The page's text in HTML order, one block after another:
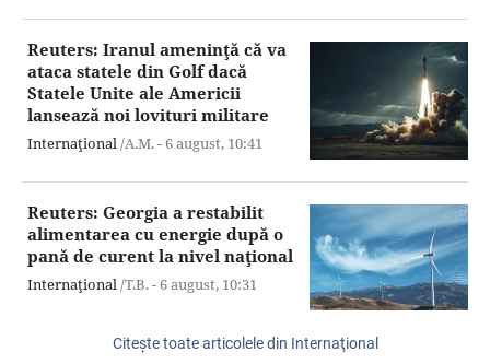
Reuters: Iranul ameninţă că va
ataca statele din Golf dacă
Statele Unite ale Americii
lansează noi lovituri militare
Internaţional/A.M. -6 august, 10:41
Reuters: Georgia a restabilit
alimentarea cu energie după o
pană de curent la nivel naţional
Internaţional/T.B. -6 august, 10:31
Citeşte toate articolele din Internaţional